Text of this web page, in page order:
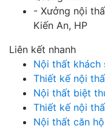
- Xưởng nội
Kiến An, HP
Liên kết nhanh
Nội thất khách
Thiết kế nội
Nội thất biệt
Thiết kế nội
Nội thất căn hộ